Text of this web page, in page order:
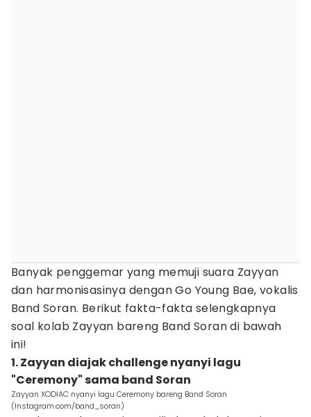
Banyak penggemar yang memuji suara Zayyan
dan harmonisasinya dengan Go Young Bae, vokalis
Band Soran. Berikut fakta-fakta selengkapnya
soal kolab Zayyan bareng Band Soran di bawah
ini!
1. Zayyan diajak challenge nyanyi lagu
"Ceremony" sama band Soran
Zayyan XODIAC nyanyi lagu Ceremony bareng Band Soran
(Instagram.com/band_soran)